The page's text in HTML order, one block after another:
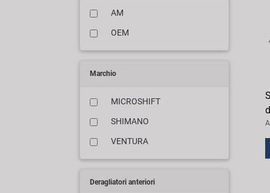
AM
OEM
Marchio
MICROSHIFT
SHIMANO
VENTURA
Deragliatori anteriori